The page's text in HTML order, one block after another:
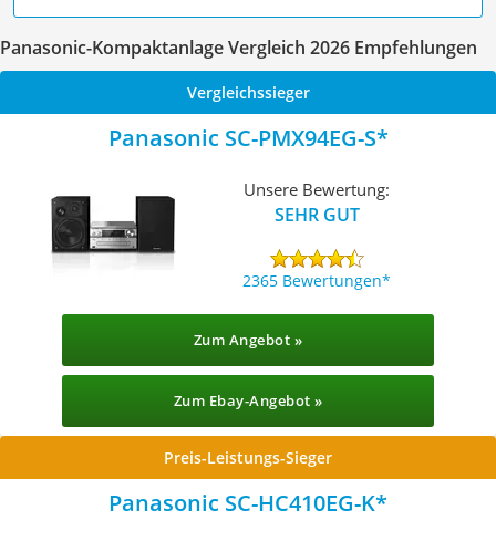
Panasonic-Kompaktanlage Vergleich 2026 Empfehlungen
Vergleichssieger
Panasonic SC-PMX94EG-S
Unsere Bewertung:
SEHR GUT
2365 Bewertungen
Zum Angebot »
Zum Ebay-Angebot »
Preis-Leistungs-Sieger
Panasonic SC-HC410EG-K